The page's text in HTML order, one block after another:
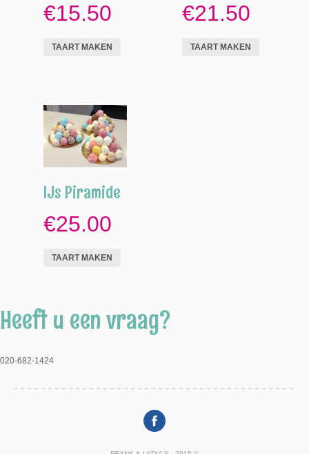
€15.50
TAART MAKEN
€21.50
TAART MAKEN
IJs Piramide
€25.00
TAART MAKEN
Heeft u een vraag?
020-682-1424